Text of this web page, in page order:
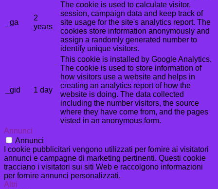
_ga
2
years
The cookie is used to calculate visitor,
session, campaign data and keep track of
site usage for the site's analytics report. The
cookies store information anonymously and
assign a randomly generated number to
identify unique visitors.
_gid 1 day
This cookie is installed by Google Analytics.
The cookie is used to store information of
how visitors use a website and helps in
creating an analytics report of how the
website is doing. The data collected
including the number visitors, the source
where they have come from, and the pages
visted in an anonymous form.
Annunci
Annunci
I cookie pubblicitari vengono utilizzati per fornire ai visitatori
annunci e campagne di marketing pertinenti. Questi cookie
tracciano i visitatori sui siti Web e raccolgono informazioni
per fornire annunci personalizzati.
Altri